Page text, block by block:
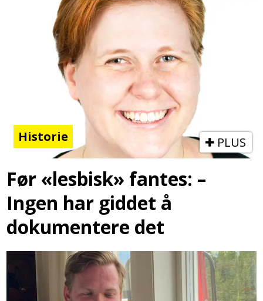
Historie PLUS
Før «lesbisk» fantes: –
Ingen har giddet å
dokumentere det